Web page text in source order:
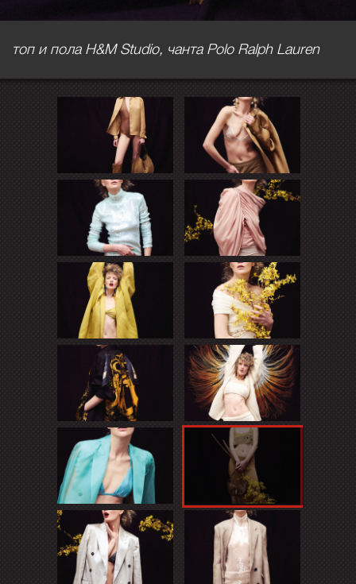
топ и пола H&M Studio, чанта Polo Ralph Lauren